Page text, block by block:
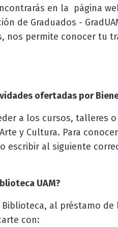
en la página
de Graduados -
nos permite conocer tu
ofertadas por
a los cursos, talleres
y Cultura. Para
escribir al siguiente
UAM?
al préstamo
con: